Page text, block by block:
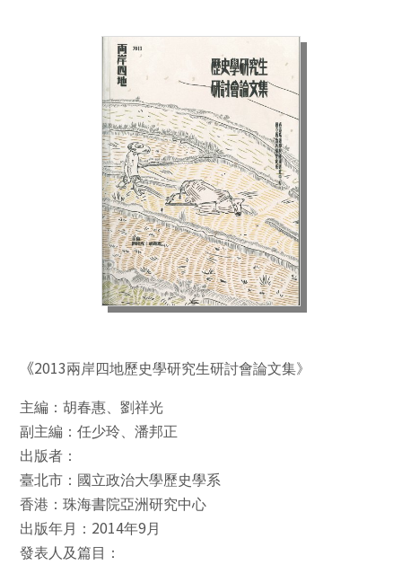
《2013兩岸四地歷史學研究生研討會論文集》
主編：胡春惠、劉祥光
副主編：任少玲、潘邦正
出版者：
臺北市：國立政治大學歷史學系
香港：珠海書院亞洲研究中心
出版年月： 2014年9 月
發表人及篇目：